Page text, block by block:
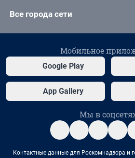
Все города сети
Мобильное
Google Play
App Gallery
Мы в
Контактные данные для Роскомнадзора и